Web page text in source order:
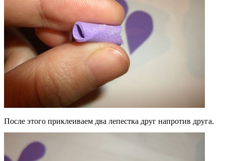
После этого приклеиваем два лепестка друг напротив друга.